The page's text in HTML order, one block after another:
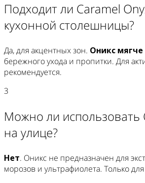
Подходит ли Caramel
кухонной столешницы?
Да, для акцентных зон. Оникс
бережного ухода и пропитки. Для
рекомендуется.
3
Можно ли использовать
на улице?
Нет. Оникс не предназначен для
морозов и ультрафиолета. Только